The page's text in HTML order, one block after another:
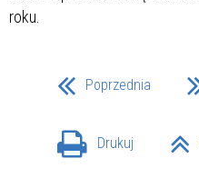
roku.
Poprzednia
Drukuj